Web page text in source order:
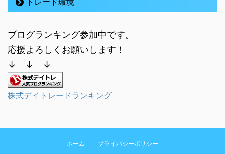
ブログランキング参加中です。
応援よろしくお願いします！
↓ ↓ ↓
株式デイトレードランキング
ホーム プライバシーポリシー